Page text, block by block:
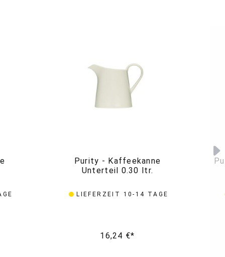
Purity - Kaffeekanne
Unterteil 0.30 ltr.
LIEFERZEIT 10-14 TAGE
16,24 €*